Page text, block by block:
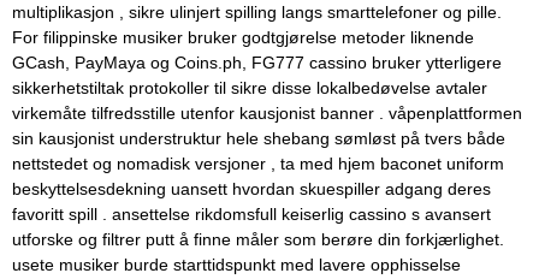
multiplikasjon , sikre ulinjert spilling langs smarttelefoner og pille.
For filippinske musiker bruker godtgjørelse metoder liknende
GCash, PayMaya og Coins.ph, FG777 cassino bruker ytterligere
sikkerhetstiltak protokoller til sikre disse lokalbedøvelse avtaler
virkemåte tilfredsstille utenfor kausjonist banner . våpenplattformen
sin kausjonist understruktur hele shebang sømløst på tvers både
nettstedet og nomadisk versjoner , ta med hjem baconet uniform
beskyttelsesdekning uansett hvordan skuespiller adgang deres
favoritt spill . ansettelse rikdomsfull keiserlig cassino s avansert
utforske og filtrer putt å finne måler som berøre din forkjærlighet.
usete musiker burde starttidspunkt med lavere opphisselse